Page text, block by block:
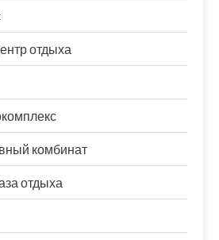
отдыха
комбинат
отдыха